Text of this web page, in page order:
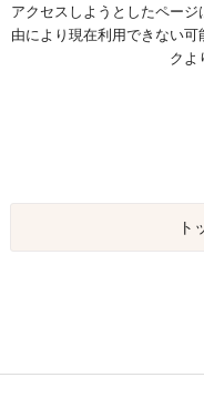
アクセスしようとしたペー
由により現在利用できない
クよ
ト